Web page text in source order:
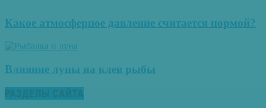
Какое атмосферное давление считается нормой?
Влияние луны на клев рыбы
РАЗДЕЛЫ САЙТА